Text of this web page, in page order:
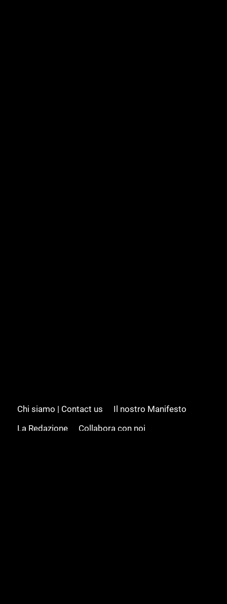
Chi siamo | Contact us
Il nostro Manifesto
La Redazione
Collabora con noi